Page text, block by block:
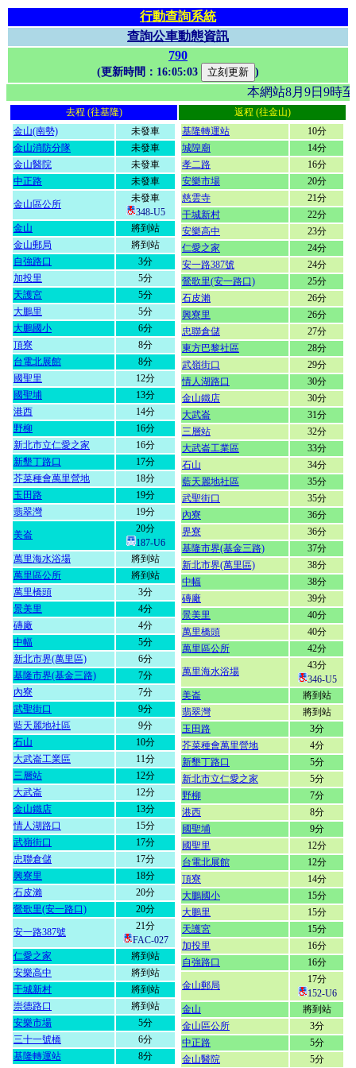
行動查詢系統
查詢公車動態資訊
790
(更新時間： 16:05:03 )
本網站8月9日9
去程 (往基隆)
返程 (往金山)
金山(南勢)
未發車
金山消防分隊
未發車
金山醫院
未發車
中正路
未發車
金山區公所
未發車
348-U5
金山
將到站
金山郵局
將到站
自強路口
3分
加投里
5分
天護宮
5分
大鵬里
5分
大鵬國小
6分
頂寮
8分
台電北展館
8分
國聖里
12分
國聖埔
13分
港西
14分
野柳
16分
新北市立仁愛之家
16分
新墾丁路口
17分
芥菜種會萬里營地
18分
玉田路
19分
翡翠灣
19分
美崙
20分
187-U6
萬里海水浴場
將到站
萬里區公所
將到站
萬里橋頭
3分
景美里
4分
磚廠
4分
中幅
5分
新北市界(萬里區)
6分
基隆市界(基金三路)
7分
內寮
7分
武聖街口
9分
藍天麗地社區
9分
石山
10分
大武崙工業區
11分
三層站
12分
大武崙
12分
金山鐵店
13分
情人湖路口
15分
武嶺街口
17分
忠聯倉儲
17分
興寮里
18分
石皮瀨
20分
鶯歌里(安一路口)
20分
安一路387號
21分
FAC-027
仁愛之家
將到站
安樂高中
將到站
干城新村
將到站
崇德路口
將到站
安樂市場
5分
三十一號橋
6分
基隆轉運站
8分
基隆轉運站
10分
城隍廟
14分
孝二路
16分
安樂市場
20分
慈雲寺
21分
干城新村
22分
安樂高中
23分
仁愛之家
24分
安一路387號
24分
鶯歌里(安一路口)
25分
石皮瀨
26分
興寮里
26分
忠聯倉儲
27分
東方巴黎社區
28分
武嶺街口
29分
情人湖路口
30分
金山鐵店
30分
大武崙
31分
三層站
32分
大武崙工業區
33分
石山
34分
藍天麗地社區
35分
武聖街口
35分
內寮
36分
界寮
36分
基隆市界(基金三路)
37分
新北市界(萬里區)
38分
中幅
38分
磚廠
39分
景美里
40分
萬里橋頭
40分
萬里區公所
42分
萬里海水浴場
43分
346-U5
美崙
將到站
翡翠灣
將到站
玉田路
3分
芥菜種會萬里營地
4分
新墾丁路口
5分
新北市立仁愛之家
5分
野柳
7分
港西
8分
國聖埔
9分
國聖里
12分
台電北展館
12分
頂寮
14分
大鵬國小
15分
大鵬里
15分
天護宮
15分
加投里
16分
自強路口
16分
金山郵局
17分
152-U6
金山
將到站
金山區公所
3分
中正路
5分
金山醫院
5分